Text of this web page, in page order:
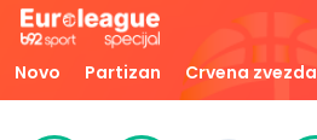
Novo Partizan Crvena zvezda